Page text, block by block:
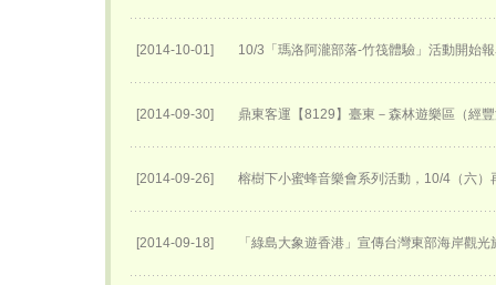
[2014-10-01] 10/3「瑪洛阿瀧部落-竹筏體驗」活動開始
[2014-09-30] 鼎東客運【8129】臺東－森林遊樂區（經
[2014-09-26] 榕樹下小蜜蜂音樂會系列活動，10/4（六）
[2014-09-18] 「綠島大象遊香港」宣傳台灣東部海岸觀